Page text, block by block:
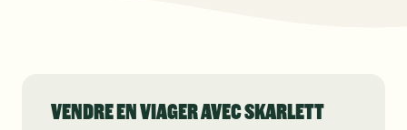
VENDRE EN VIAGER AVEC SKARLETT